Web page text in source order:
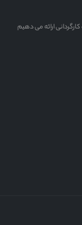
ارائه می دهیم